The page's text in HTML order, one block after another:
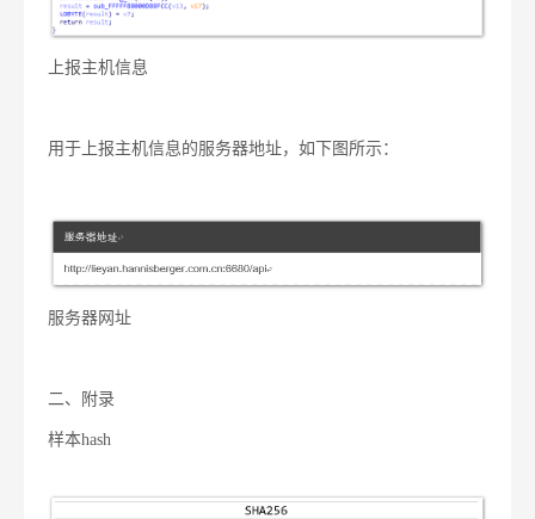
上报主机信息
用于上报主机信息的服务器地址，如下图所示：
服务器网址
二、 附录
样本hash